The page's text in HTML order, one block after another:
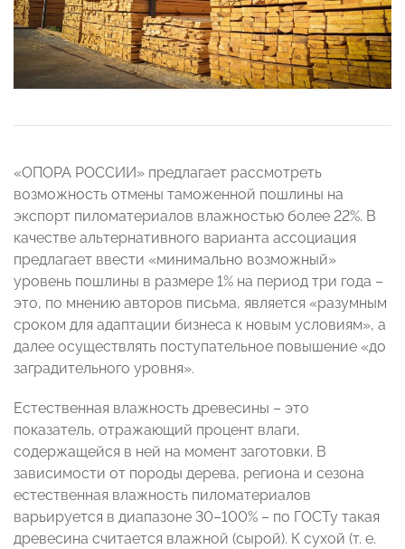
«ОПОРА РОССИИ» предлагает рассмотреть
возможность отмены таможенной пошлины на
экспорт пиломатериалов влажностью более 22%. В
качестве альтернативного варианта ассоциация
предлагает ввести «минимально возможный»
уровень пошлины в размере 1% на период три года –
это, по мнению авторов письма, является «разумным
сроком для адаптации бизнеса к новым условиям», а
далее осуществлять поступательное повышение «до
заградительного уровня».
Естественная влажность древесины – это
показатель, отражающий процент влаги,
содержащейся в ней на момент заготовки. В
зависимости от породы дерева, региона и сезона
естественная влажность пиломатериалов
варьируется в диапазоне 30–100% – по ГОСТу такая
древесина считается влажной (сырой). К сухой (т. е.